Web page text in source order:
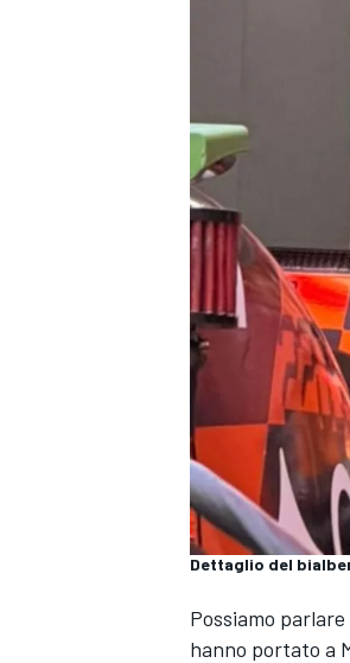
Dettaglio del
Possiamo
hanno portato a